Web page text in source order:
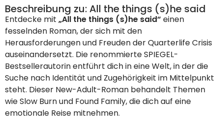
Beschreibung zu: All the things (s)he said
Entdecke mit „All the things (s)he said“ einen
fesselnden Roman, der sich mit den
Herausforderungen und Freuden der Quarterlife Crisis
auseinandersetzt. Die renommierte SPIEGEL-
Bestsellerautorin entführt dich in eine Welt, in der die
Suche nach Identität und Zugehörigkeit im Mittelpunkt
steht. Dieser New-Adult-Roman behandelt Themen
wie Slow Burn und Found Family, die dich auf eine
emotionale Reise mitnehmen.